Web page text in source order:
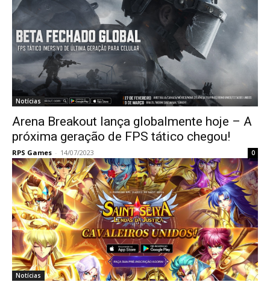
Notícias
Arena Breakout lança globalmente hoje – A
próxima geração de FPS tático chegou!
RPS Games - 14/07/2023 0
Notícias